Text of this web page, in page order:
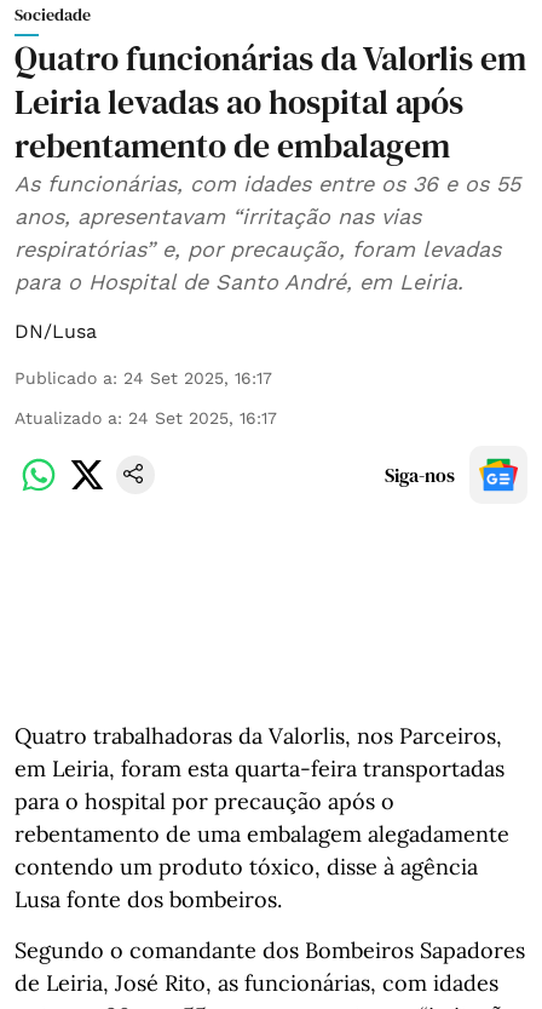
Sociedade
Quatro funcionárias da Valorlis em
Leiria levadas ao hospital após
rebentamento de embalagem
As funcionárias, com idades entre os 36 e os 55
anos, apresentavam “irritação nas vias
respiratórias” e, por precaução, foram levadas
para o Hospital de Santo André, em Leiria.
DN/Lusa
Publicado a: 24 Set 2025, 16:17
Atualizado a: 24 Set 2025, 16:17
Siga-nos
Quatro trabalhadoras da Valorlis, nos Parceiros,
em Leiria, foram esta quarta-feira transportadas
para o hospital por precaução após o
rebentamento de uma embalagem alegadamente
contendo um produto tóxico, disse à agência
Lusa fonte dos bombeiros.
Segundo o comandante dos Bombeiros Sapadores
de Leiria, José Rito, as funcionárias, com idades